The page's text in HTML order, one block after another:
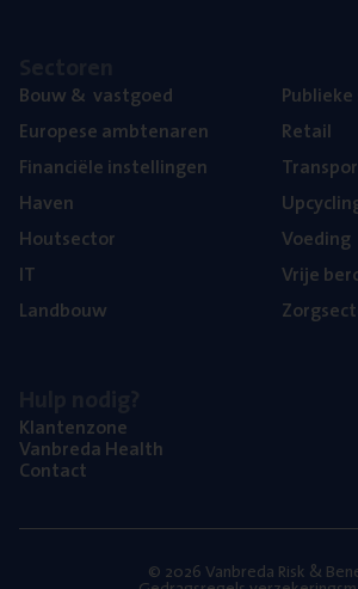
Bouw& vastgoed
Euro­pe­se ambtenaren
Finan­ci­ë­le instellingen
Haven
Hout­sec­tor
IT
Land­bouw
Retail
Voe­ding
Vrije
Klan­ten­zo­ne
Van­b­re­da Health
Con­tact
© 2026 Vanbreda Risk &